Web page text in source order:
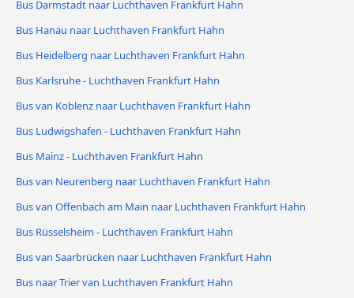
Bus Darmstadt naar Luchthaven Frankfurt Hahn
Bus Hanau naar Luchthaven Frankfurt Hahn
Bus Heidelberg naar Luchthaven Frankfurt Hahn
Bus Karlsruhe - Luchthaven Frankfurt Hahn
Bus van Koblenz naar Luchthaven Frankfurt Hahn
Bus Ludwigshafen - Luchthaven Frankfurt Hahn
Bus Mainz - Luchthaven Frankfurt Hahn
Bus van Neurenberg naar Luchthaven Frankfurt Hahn
Bus van Offenbach am Main naar Luchthaven Frankfurt Hahn
Bus Rüsselsheim - Luchthaven Frankfurt Hahn
Bus van Saarbrücken naar Luchthaven Frankfurt Hahn
Bus naar Trier van Luchthaven Frankfurt Hahn